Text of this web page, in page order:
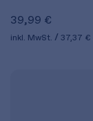
39,99 €
inkl. MwSt. 37,37 €